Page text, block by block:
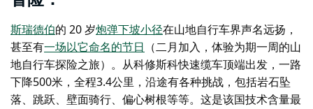
斯瑞德伯的 20 岁炮弹下坡小径在山地自行车界声名远扬，
甚至有一场以它命名的节日 （二月加入，体验为期一周的山
地自行车探险之旅）。从科修斯科快速缆车顶端出发，一路
下降500米，全程3.4公里，沿途有各种挑战，包括岩石坠
落、跳跃、壁面骑行、偏心树根等等。这是该国技术含量最